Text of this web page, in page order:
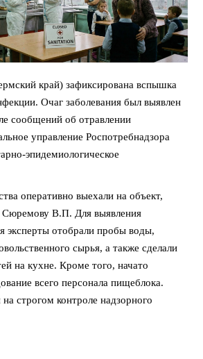
край) зафиксирована вспышка
Очаг заболевания был выявлен
сообщений об отравлении
управление Роспотребнадзора
эпидемиологическое
оперативно выехали на объект,
В.П. Для выявления
эксперты отобрали пробы воды,
сырья, а также сделали
на кухне. Кроме того, начато
всего персонала пищеблока.
строгом контроле надзорного